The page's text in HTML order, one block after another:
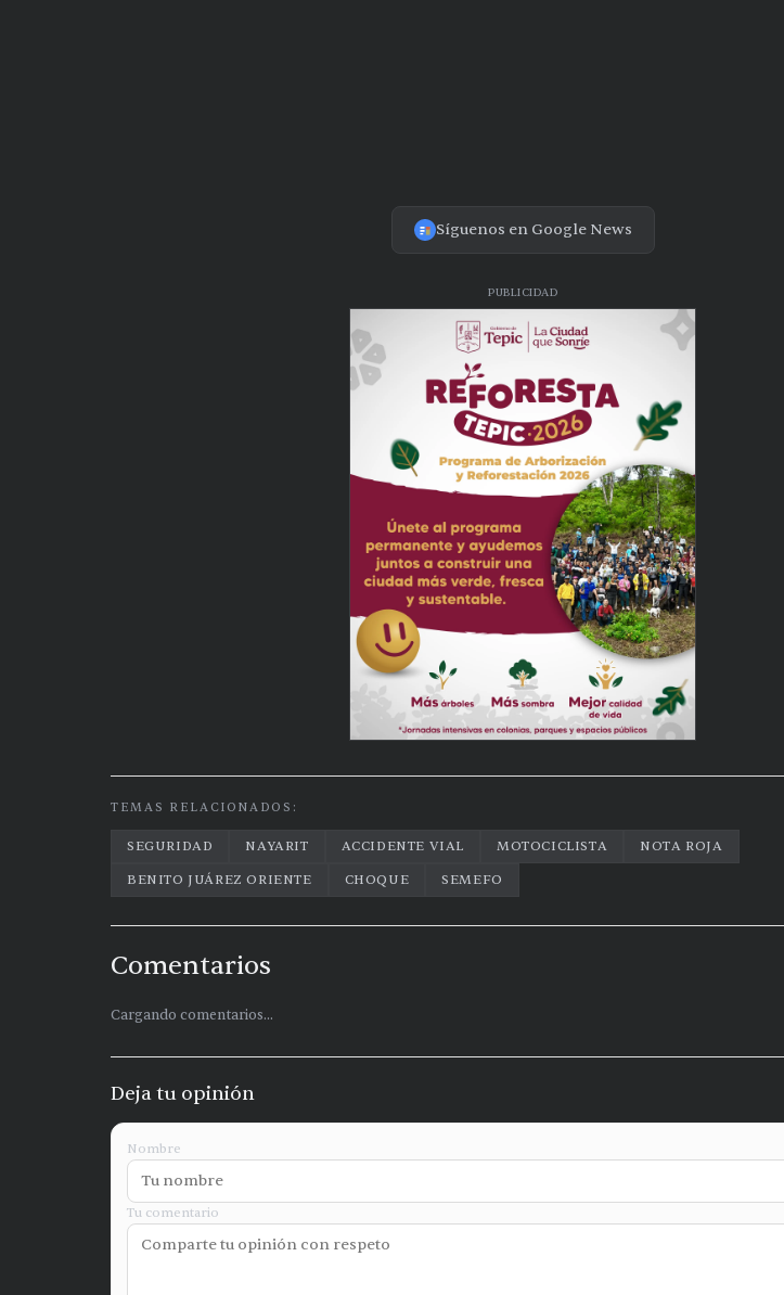
Síguenos en Google News
PUBLICIDAD
TEMAS RELACIONADOS:
SEGURIDAD NAYARIT ACCIDENTE VIAL MOTOCICLISTA
NOTA ROJA
BENITO JUÁREZ ORIENTE
CHOQUE SEMEFO
Comentarios
Cargando comentarios...
Deja tu opinión
Nombre
Tu comentario